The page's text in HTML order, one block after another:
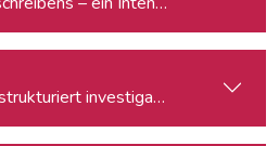
investigativ arbeiten,